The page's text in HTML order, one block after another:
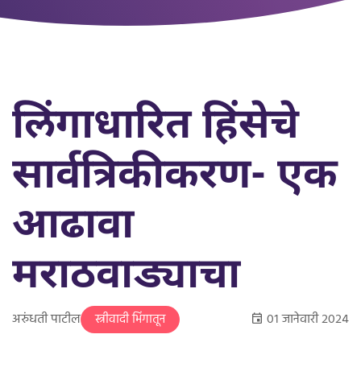
लिंगाधारित हिंसेचे
सार्वत्रिकीकरण- एक
आढावा
मराठवाड्याचा
अरुंधती पाटील स्त्रीवादी भिंगातून ०१ जानेवारी २०२४